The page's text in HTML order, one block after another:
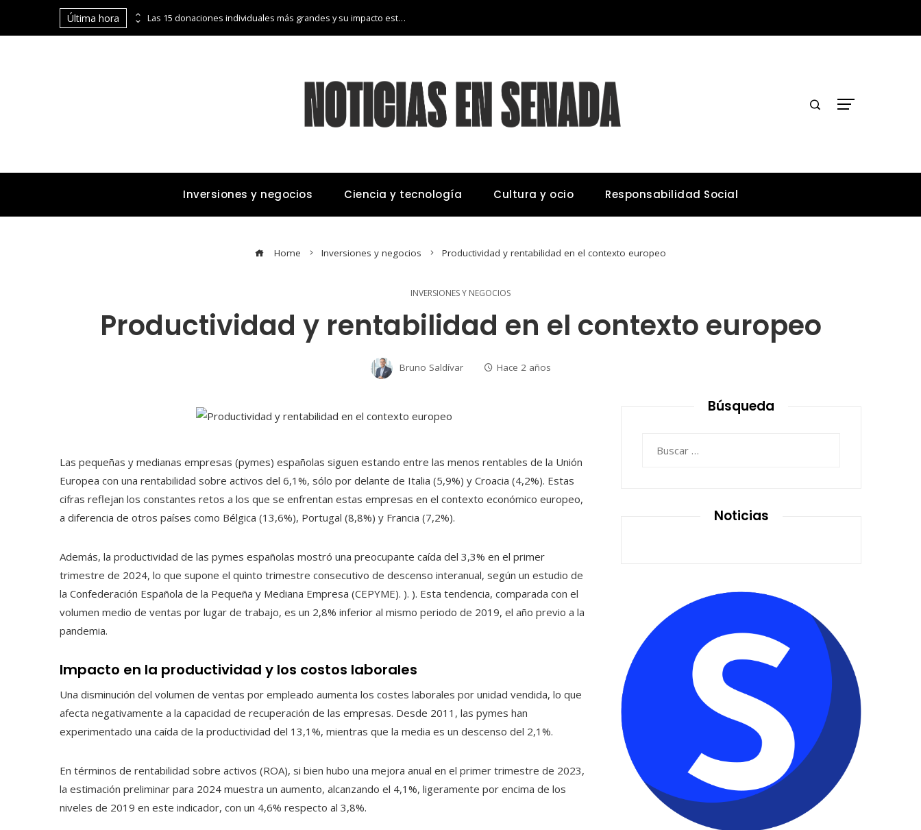
Última hora Las 15 donaciones individuales más grandes y su impacto estructural en sistemas educativos y sanitarios
Inversiones y negocios Ciencia y tecnología Cultura y ocio Responsabilidad Social
Home Inversiones y negocios Productividad y rentabilidad en el contexto europeo
INVERSIONES Y NEGOCIOS
Productividad y rentabilidad en el contexto europeo
Bruno Saldívar Hace 2 años
Las pequeñas y medianas empresas (pymes) españolas siguen estando entre las menos rentables de la Unión
Europea con una rentabilidad sobre activos del 6,1%, sólo por delante de Italia (5,9%) y Croacia (4,2%). Estas
cifras reflejan los constantes retos a los que se enfrentan estas empresas en el contexto económico europeo,
a diferencia de otros países como Bélgica (13,6%), Portugal (8,8%) y Francia (7,2%).
Además, la productividad de las pymes españolas mostró una preocupante caída del 3,3% en el primer
trimestre de 2024, lo que supone el quinto trimestre consecutivo de descenso interanual, según un estudio de
la Confederación Española de la Pequeña y Mediana Empresa (CEPYME). ). ). Esta tendencia, comparada con el
volumen medio de ventas por lugar de trabajo, es un 2,8% inferior al mismo periodo de 2019, el año previo a la
pandemia.
Impacto en la productividad y los costos laborales
Una disminución del volumen de ventas por empleado aumenta los costes laborales por unidad vendida, lo que
afecta negativamente a la capacidad de recuperación de las empresas. Desde 2011, las pymes han
experimentado una caída de la productividad del 13,1%, mientras que la media es un descenso del 2,1%.
En términos de rentabilidad sobre activos (ROA), si bien hubo una mejora anual en el primer trimestre de 2023,
la estimación preliminar para 2024 muestra un aumento, alcanzando el 4,1%, ligeramente por encima de los
niveles de 2019 en este indicador, con un 4,6% respecto al 3,8%.
Búsqueda
Noticias